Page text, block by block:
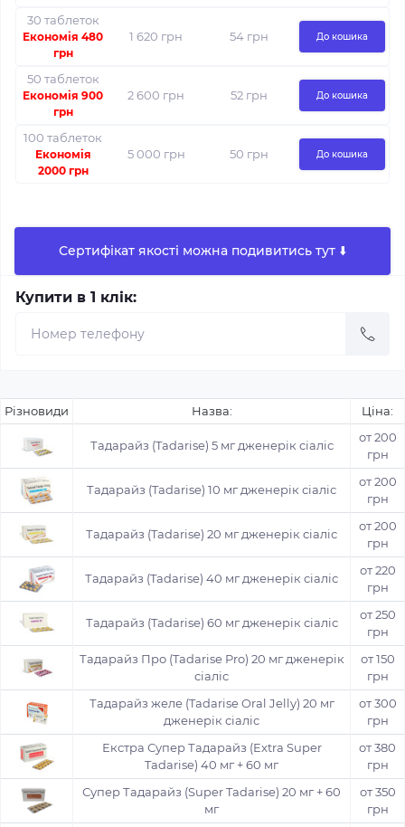
30 таблеток
Економія 480
грн
1 620 грн 54 грн До кошика
50 таблеток
Економія 900
грн
2 600 грн 52 грн До кошика
100 таблеток
Економія
2000 грн
5 000 грн 50 грн До кошика
Сертифікат якості можна подивитись тут ⬇️
Купити в 1 клік:
Різновиди Назва: Ціна:
Тадарайз (Tadarise) 5 мг дженерік сіаліс
от 200
грн
Тадарайз (Tadarise) 10 мг дженерік сіаліс
от 200
грн
Тадарайз (Tadarise) 20 мг дженерік сіаліс
от 200
грн
Тадарайз (Tadarise) 40 мг дженерік сіаліс
от 220
грн
Тадарайз (Tadarise) 60 мг дженерік сіаліс
от 250
грн
Тадарайз Про (Tadarise Pro) 20 мг дженерік
сіаліс
от 150
грн
Тадарайз желе (Tadarise Oral Jelly) 20 мг
дженерік сіаліс
от 300
грн
Екстра Супер Тадарайз (Extra Super
Tadarise) 40 мг + 60 мг
от 380
грн
Супер Тадарайз (Super Tadarise) 20 мг + 60
мг
от 350
грн